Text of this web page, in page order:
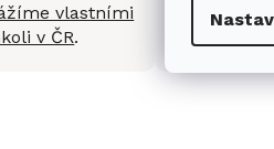
vlastními
v ČR.
Králové s